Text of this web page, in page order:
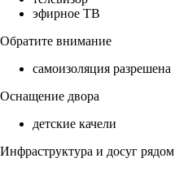
эфирное ТВ
Обратите внимание
самоизоляция разрешена
Оснащение двора
детские качели
Инфраструктура и досуг рядом